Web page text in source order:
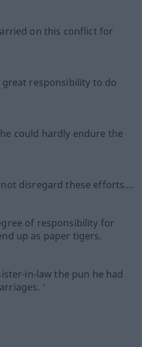
on this conflict for
responsibility to do
could hardly endure the
disregard these efforts....
of responsibility for
up as paper tigers.
in-law the pun he had
'